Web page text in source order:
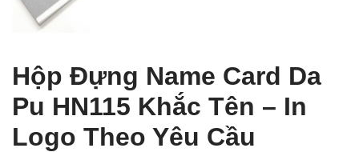
Hộp Đựng Name Card Da
Pu HN115 Khắc Tên – In
Logo Theo Yêu Cầu